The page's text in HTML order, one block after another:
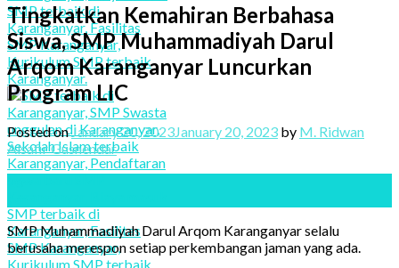
Tingkatkan Kemahiran Berbahasa
Siswa, SMP Muhammadiyah Darul
Arqom Karanganyar Luncurkan
Program LIC
Posted onJanuary 20, 2023January 20, 2023 by M. Ridwan
Alsafir Gusnendar
SMP Muhammadiyah Darul Arqom Karanganyar selalu
berusaha merespon setiap perkembangan jaman yang ada.